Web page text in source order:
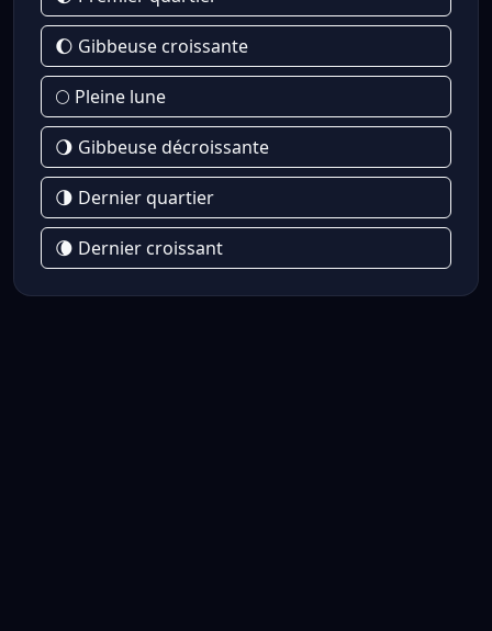
🌔 Gibbeuse croissante
🌕 Pleine lune
🌖 Gibbeuse décroissante
🌗 Dernier quartier
🌘 Dernier croissant